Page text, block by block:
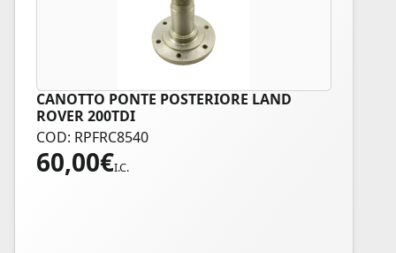
CANOTTO PONTE POSTERIORE LAND
ROVER 200TDI
COD: RPFRC8540
60,00€I.C.